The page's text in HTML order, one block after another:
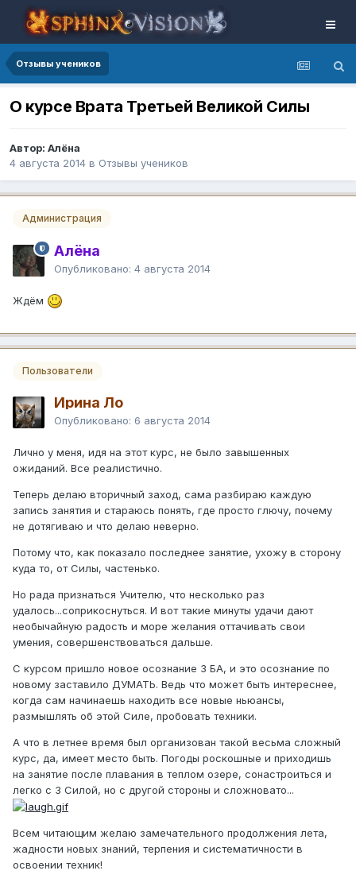
Отзывы учеников
О курсе Врата Третьей Великой Силы
Автор: Алёна
4 августа 2014 в Отзывы учеников
Администрация
Алёна
Опубликовано: 4 августа 2014
Ждём
Пользователи
Ирина Ло
Опубликовано: 6 августа 2014
Лично у меня, идя на этот курс, не было завышенных
ожиданий. Все реалистично.
Теперь делаю вторичный заход, сама разбираю каждую
запись занятия и стараюсь понять, где просто глючу, почему
не дотягиваю и что делаю неверно.
Потому что, как показало последнее занятие, ухожу в сторону
куда то, от Силы, частенько.
Но рада признаться Учителю, что несколько раз
удалось...соприкоснуться. И вот такие минуты удачи дают
необычайную радость и море желания оттачивать свои
умения, совершенствоваться дальше.
С курсом пришло новое осознание 3 БА, и это осознание по
новому заставило ДУМАТЬ. Ведь что может быть интереснее,
когда сам начинаешь находить все новые ньюансы,
размышлять об этой Силе, пробовать техники.
А что в летнее время был организован такой весьма сложный
курс, да, имеет место быть. Погоды роскошные и приходишь
на занятие после плавания в теплом озере, сонастроиться и
легко с 3 Силой, но с другой стороны и сложновато...
Всем читающим желаю замечательного продолжения лета,
жадности новых знаний, терпения и систематичности в
освоении техник!